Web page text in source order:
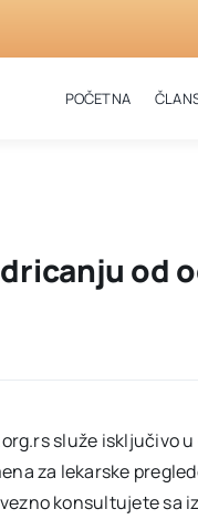
POČETNA
od
služe isključivo
za lekarske
konsultujete sa